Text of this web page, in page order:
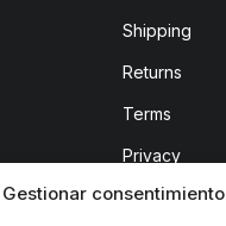
Gestionar consentimiento
Shipping
Returns
Terms
Privacy